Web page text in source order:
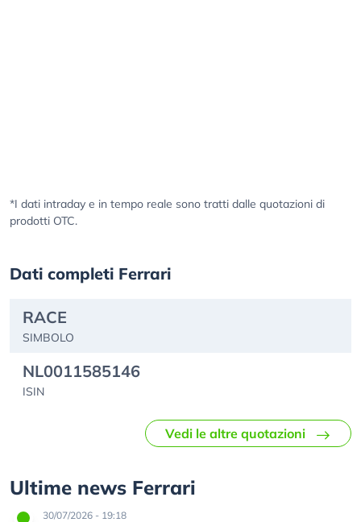
*I dati intraday e in tempo reale sono tratti dalle quotazioni di
prodotti OTC.
Dati completi Ferrari
RACE
SIMBOLO
NL0011585146
ISIN
Vedi le altre quotazioni
Ultime news Ferrari
30/07/2026 - 19:18